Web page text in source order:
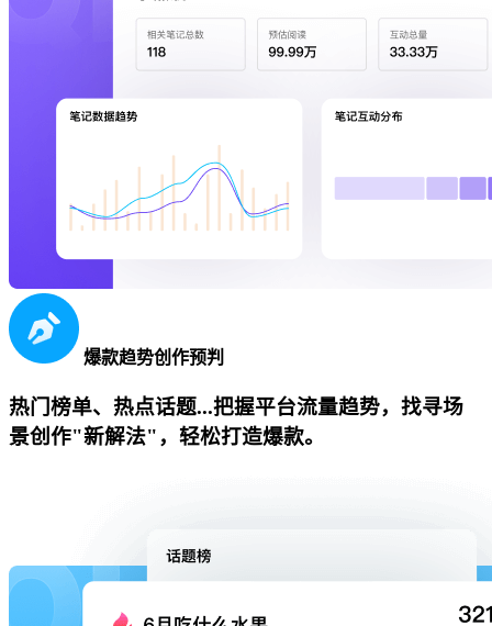
爆款趋势创作预判
热门榜单、热点话题...把握平台流量趋势，找寻场
景创作"新解法"，轻松打造爆款。